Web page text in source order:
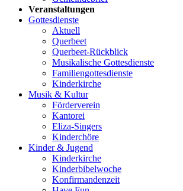
Veranstaltungen
Gottesdienste
Aktuell
Querbeet
Querbeet-Rückblick
Musikalische Gottesdienste
Familiengottesdienste
Kinderkirche
Musik & Kultur
Förderverein
Kantorei
Eliza-Singers
Kinderchöre
Kinder & Jugend
Kinderkirche
Kinderbibelwoche
Konfirmandenzeit